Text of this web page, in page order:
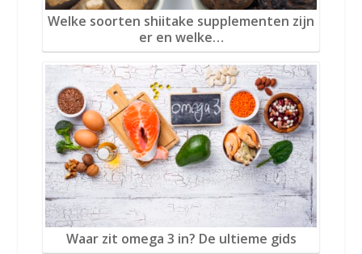
Welke soorten shiitake supplementen zijn
er en welke…
Waar zit omega 3 in? De ultieme gids